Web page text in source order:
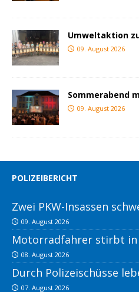
Umweltaktion
09. August 2026
Sommerabend
09. August 2026
POLIZEIBERICHT
Zwei PKW-Insassen
09. August 2026
Motorradfahrer stirbt in
08. August 2026
Durch Polizeischüsse
07. August 2026